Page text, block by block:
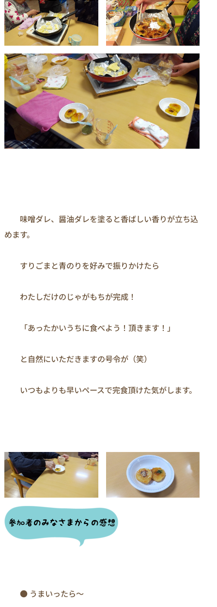
味噌ダレ、醤油ダレを塗ると香ばしい香りが立ち込
めます。
すりごまと青のりを好みで振りかけたら
わたしだけのじゃがもちが完成！
「あったかいうちに食べよう！頂きます！」
と自然にいただきますの号令が（笑）
● うまいったら～